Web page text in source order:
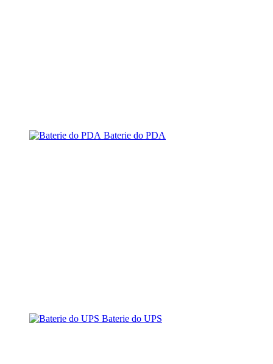
Baterie do PDA
Baterie do UPS